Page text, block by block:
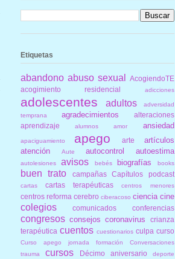
Etiquetas
abandono abuso sexual
AcogiendoTE
acogimiento residencial
adicciones
adolescentes adultos
adversidad
temprana
agradecimientos
alteraciones
aprendizaje
alumnos amor ansiedad
apaciguamiento apego arte
artículos
atención
Aute autocontrol autoestima
autolesiones avisos bebés biografías books
buen trato campañas Capítulos podcast
cartas cartas terapéuticas centros menores
centros reforma cerebro ciberacoso ciencia cine
colegios comunicados conferencias
congresos consejos coronavirus
crianza
terapéutica cuentos cuestionarios culpa curso
Curso apego jornada formación Conversaciones
trauma
cursos Décimo aniversario deporte